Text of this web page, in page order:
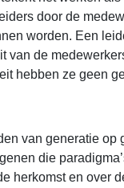
door de
worden. Een
van de
hebben ze geen
van generatie op
die
herkomst en over